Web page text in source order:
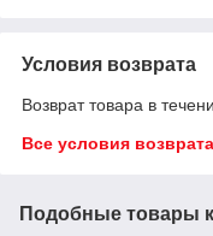
Условия возврата
Возврат товара в
Все условия возврата
Подобные товары